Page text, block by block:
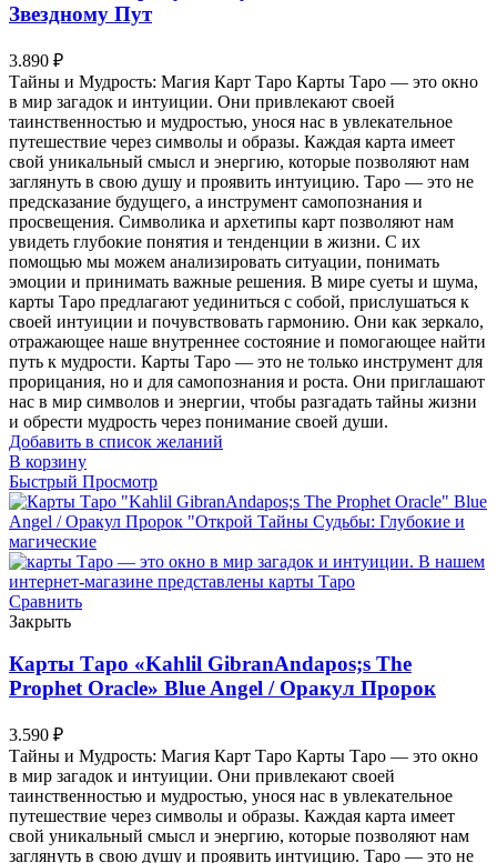
Звездному Пут
3.890 ₽
Тайны и Мудрость: Магия Карт Таро Карты Таро — это окно
в мир загадок и интуиции. Они привлекают своей
таинственностью и мудростью, унося нас в увлекательное
путешествие через символы и образы. Каждая карта имеет
свой уникальный смысл и энергию, которые позволяют нам
заглянуть в свою душу и проявить интуицию. Таро — это не
предсказание будущего, а инструмент самопознания и
просвещения. Символика и архетипы карт позволяют нам
увидеть глубокие понятия и тенденции в жизни. С их
помощью мы можем анализировать ситуации, понимать
эмоции и принимать важные решения. В мире суеты и шума,
карты Таро предлагают уединиться с собой, прислушаться к
своей интуиции и почувствовать гармонию. Они как зеркало,
отражающее наше внутреннее состояние и помогающее найти
путь к мудрости. Карты Таро — это не только инструмент для
прорицания, но и для самопознания и роста. Они приглашают
нас в мир символов и энергии, чтобы разгадать тайны жизни
и обрести мудрость через понимание своей души.
Добавить в список желаний
В корзину
Быстрый Просмотр
Сравнить
Закрыть
Карты Таро «Kahlil GibranAndapos;s The
Prophet Oracle» Blue Angel / Оракул Пророк
3.590 ₽
Тайны и Мудрость: Магия Карт Таро Карты Таро — это окно
в мир загадок и интуиции. Они привлекают своей
таинственностью и мудростью, унося нас в увлекательное
путешествие через символы и образы. Каждая карта имеет
свой уникальный смысл и энергию, которые позволяют нам
заглянуть в свою душу и проявить интуицию. Таро — это не